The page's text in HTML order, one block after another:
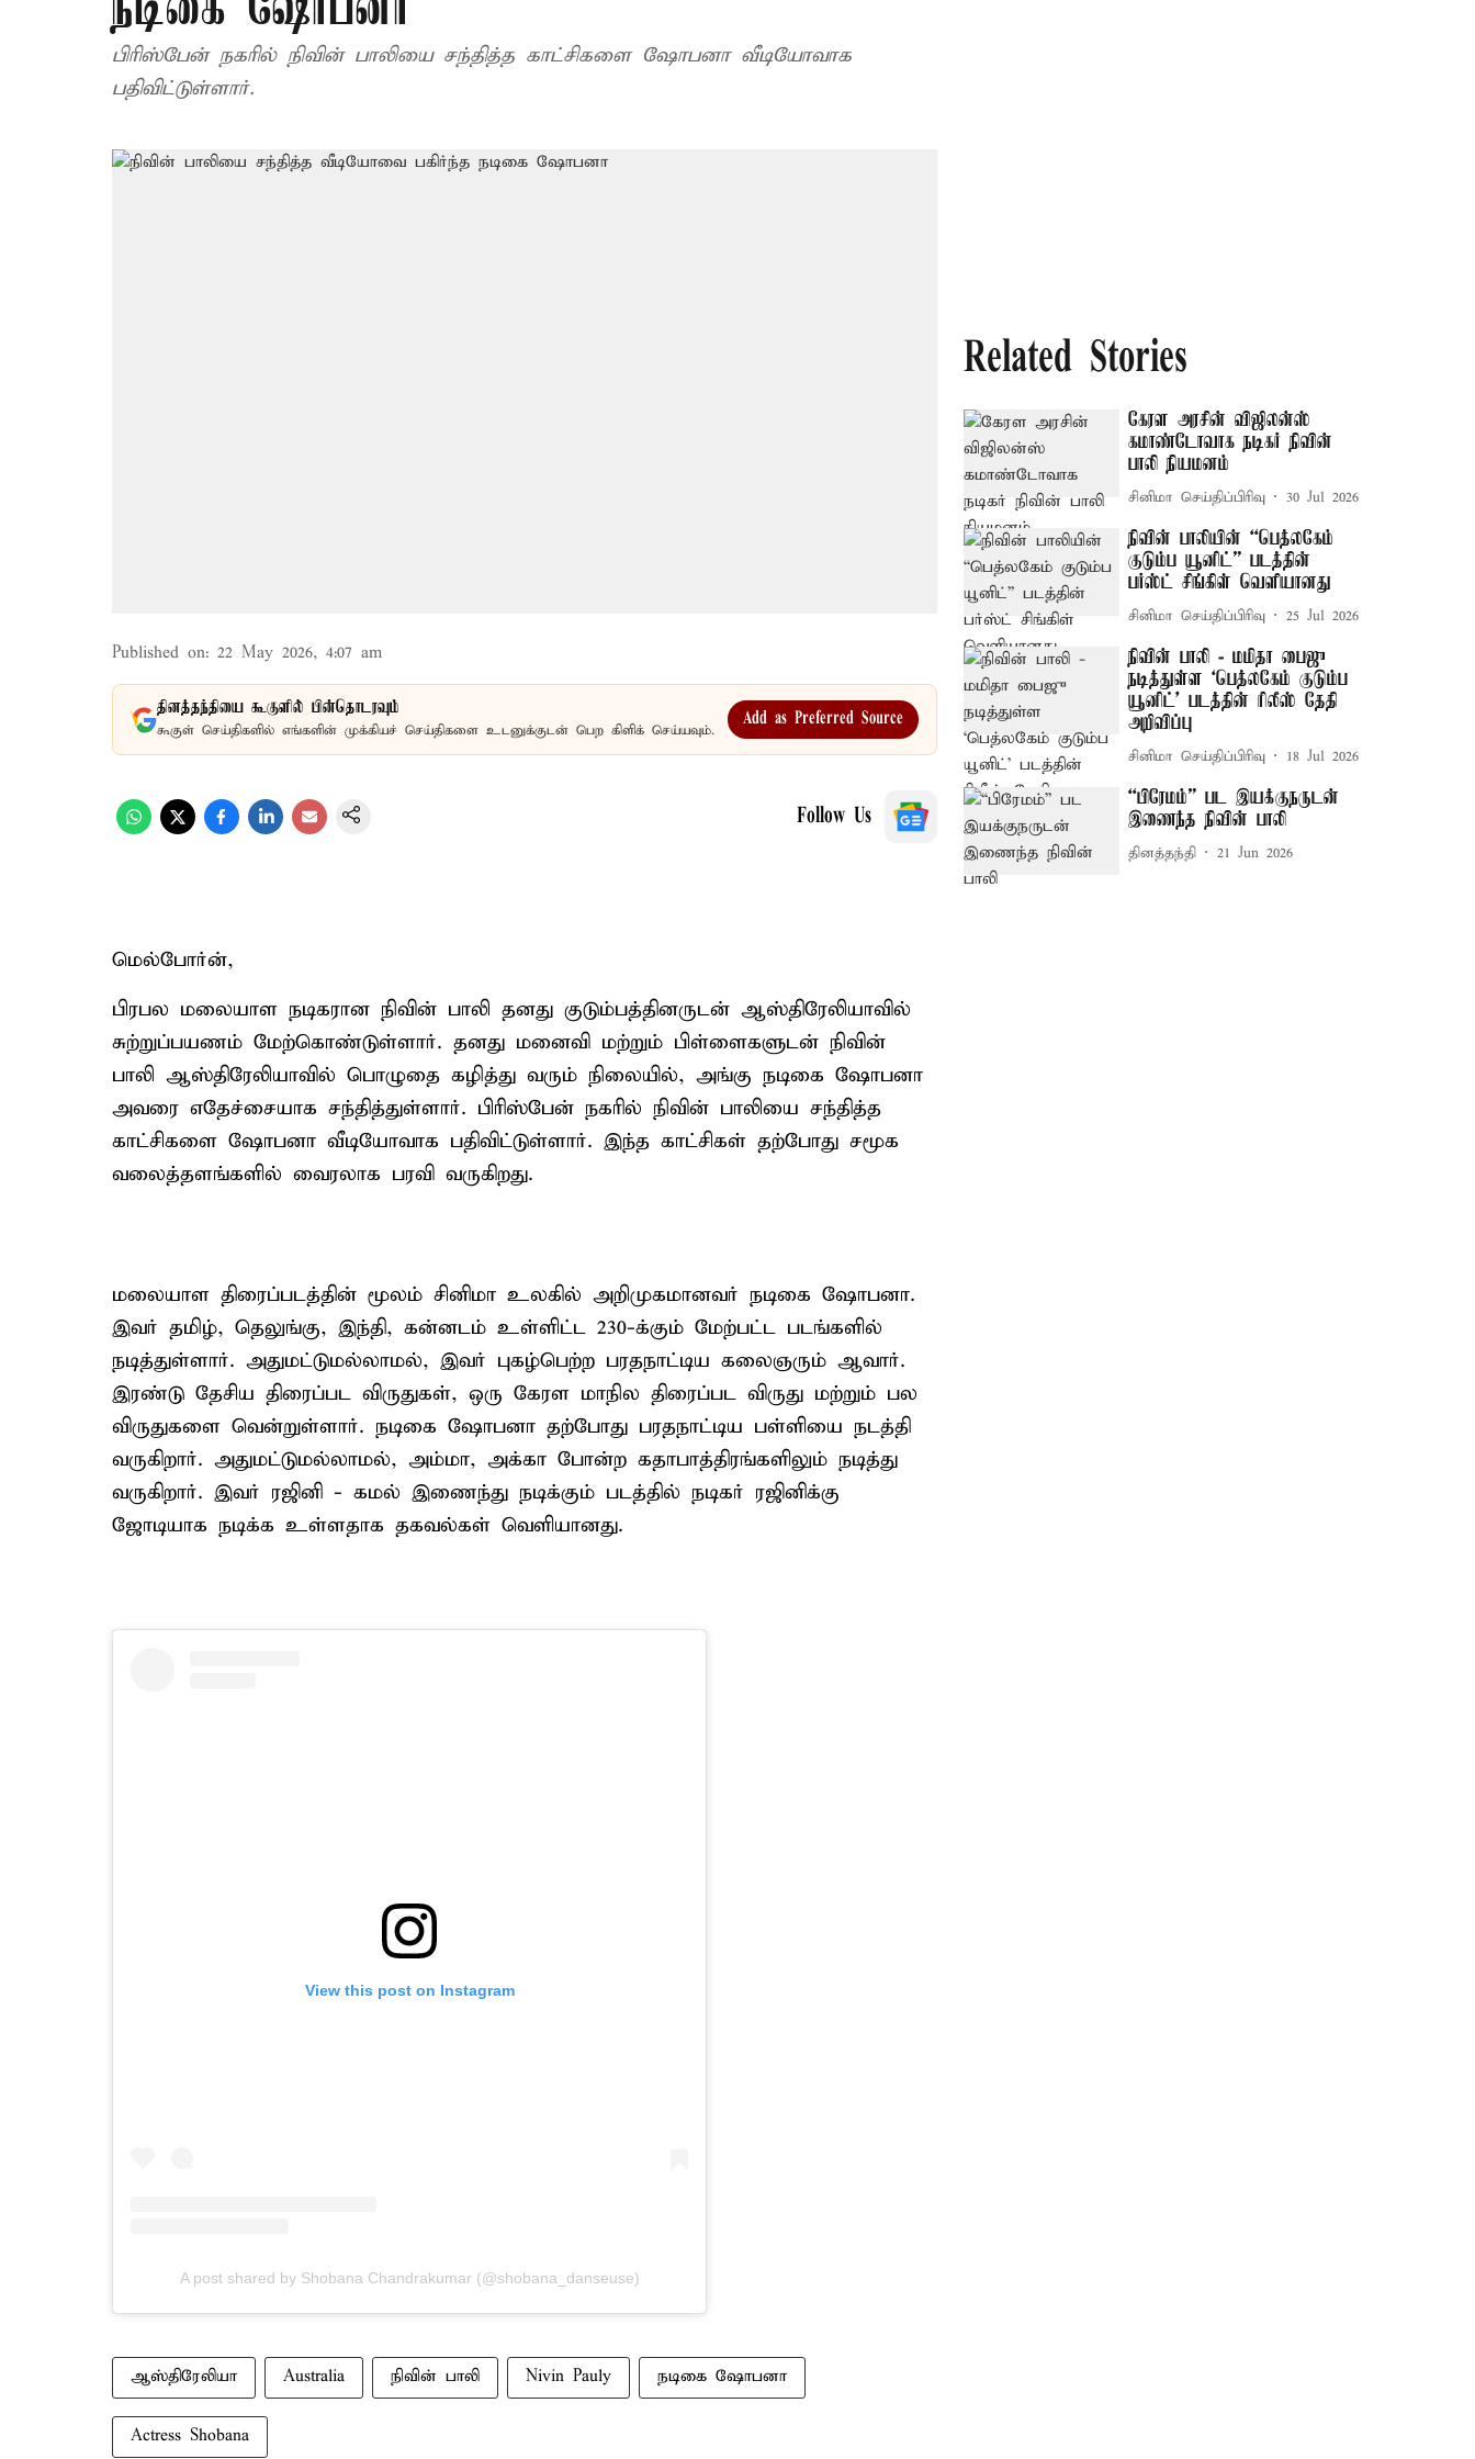
பிரிஸ்பேன் நகரில் நிவின் பாலியை சந்தித்த காட்சிகளை ஷோபனா வீடியோவாக
பதிவிட்டுள்ளார்.
Published on: 22 May 2026, 4:07 am
தினத்தந்தியை கூகுளில் பின்தொடரவும்
கூகுள் செய்திகளில் எங்களின் முக்கியச் செய்திகளை உடனுக்குடன் பெற கிளிக் செய்யவும்.
Add as Preferred Source
Follow Us
மெல்போர்ன்,
பிரபல மலையாள நடிகரான நிவின் பாலி தனது குடும்பத்தினருடன் ஆஸ்திரேலியாவில்
சுற்றுப்பயணம் மேற்கொண்டுள்ளார். தனது மனைவி மற்றும் பிள்ளைகளுடன் நிவின்
பாலி ஆஸ்திரேலியாவில் பொழுதை கழித்து வரும் நிலையில், அங்கு நடிகை ஷோபனா
அவரை எதேச்சையாக சந்தித்துள்ளார். பிரிஸ்பேன் நகரில் நிவின் பாலியை சந்தித்த
காட்சிகளை ஷோபனா வீடியோவாக பதிவிட்டுள்ளார். இந்த காட்சிகள் தற்போது சமூக
வலைத்தளங்களில் வைரலாக பரவி வருகிறது.
மலையாள திரைப்படத்தின் மூலம் சினிமா உலகில் அறிமுகமானவர் நடிகை ஷோபனா.
இவர் தமிழ், தெலுங்கு, இந்தி, கன்னடம் உள்ளிட்ட 230-க்கும் மேற்பட்ட படங்களில்
நடித்துள்ளார். அதுமட்டுமல்லாமல், இவர் புகழ்பெற்ற பரதநாட்டிய கலைஞரும் ஆவார்.
இரண்டு தேசிய திரைப்பட விருதுகள், ஒரு கேரள மாநில திரைப்பட விருது மற்றும் பல
விருதுகளை வென்றுள்ளார். நடிகை ஷோபனா தற்போது பரதநாட்டிய பள்ளியை நடத்தி
வருகிறார். அதுமட்டுமல்லாமல், அம்மா, அக்கா போன்ற கதாபாத்திரங்களிலும் நடித்து
வருகிறார். இவர் ரஜினி - கமல் இணைந்து நடிக்கும் படத்தில் நடிகர் ரஜினிக்கு
ஜோடியாக நடிக்க உள்ளதாக தகவல்கள் வெளியானது.
View this post on Instagram
A post shared by Shobana Chandrakumar (@shobana_danseuse)
ஆஸ்திரேலியா Australia நிவின் பாலி Nivin Pauly நடிகை ஷோபனா
Actress Shobana
Related Stories
கேரள அரசின் விஜிலன்ஸ்
கமாண்டோவாக நடிகர் நிவின்
பாலி நியமனம்
சினிமா செய்திப்பிரிவு 30 Jul 2026
நிவின் பாலியின் “பெத்லகேம்
குடும்ப யூனிட்” படத்தின்
பர்ஸ்ட் சிங்கிள் வெளியானது
சினிமா செய்திப்பிரிவு 25 Jul 2026
நிவின் பாலி - மமிதா பைஜு
நடித்துள்ள ‘பெத்லகேம் குடும்ப
யூனிட்' படத்தின் ரிலீஸ் தேதி
அறிவிப்பு
சினிமா செய்திப்பிரிவு 18 Jul 2026
“பிரேமம்” பட இயக்குநருடன்
இணைந்த நிவின் பாலி
தினத்தந்தி 21 Jun 2026